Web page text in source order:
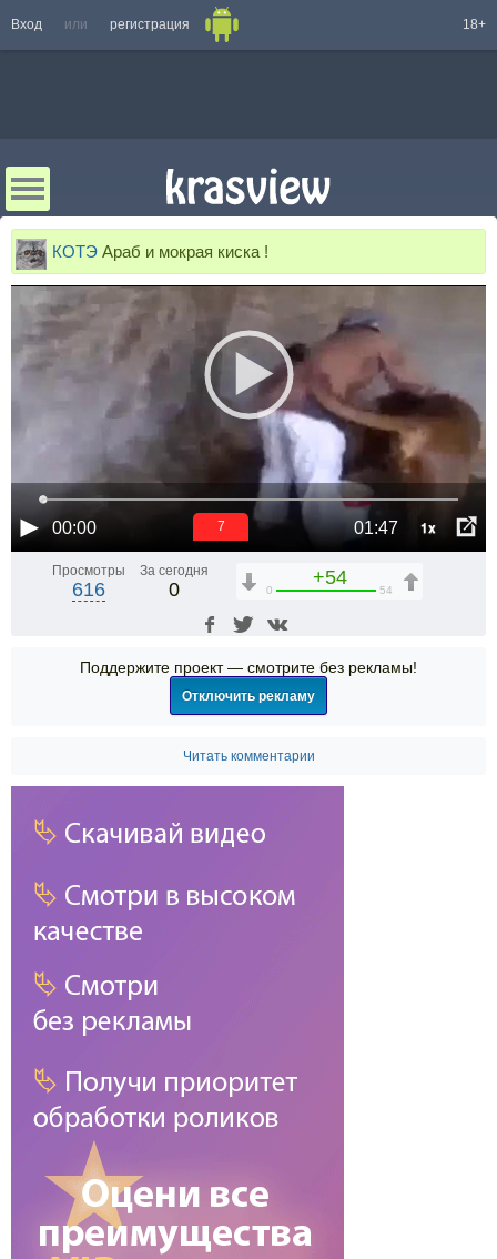
Вход или регистрация 18+
КОТЭ Араб и мокрая киска !
00:00 01:47 1x
7
Просмотры
616
За сегодня
0
+54
0 54
Поддержите проект — смотрите без рекламы!
Отключить рекламу
Читать комментарии